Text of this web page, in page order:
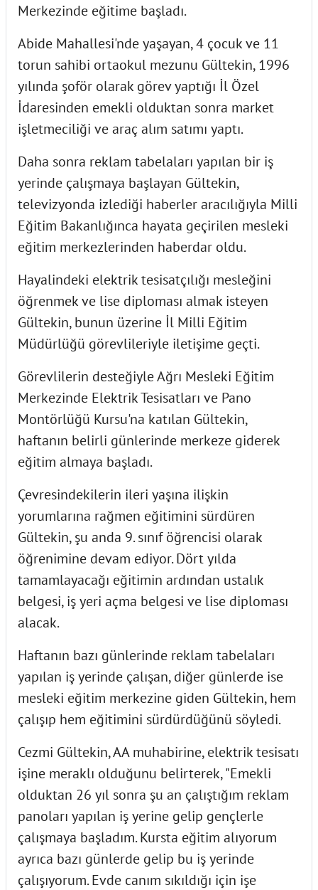
Merkezinde eğitime başladı.
Abide Mahallesi'nde yaşayan, 4 çocuk ve 11
torun sahibi ortaokul mezunu Gültekin, 1996
yılında şoför olarak görev yaptığı İl Özel
İdaresinden emekli olduktan sonra market
işletmeciliği ve araç alım satımı yaptı.
Daha sonra reklam tabelaları yapılan bir iş
yerinde çalışmaya başlayan Gültekin,
televizyonda izlediği haberler aracılığıyla Milli
Eğitim Bakanlığınca hayata geçirilen mesleki
eğitim merkezlerinden haberdar oldu.
Hayalindeki elektrik tesisatçılığı mesleğini
öğrenmek ve lise diploması almak isteyen
Gültekin, bunun üzerine İl Milli Eğitim
Müdürlüğü görevlileriyle iletişime geçti.
Görevlilerin desteğiyle Ağrı Mesleki Eğitim
Merkezinde Elektrik Tesisatları ve Pano
Montörlüğü Kursu'na katılan Gültekin,
haftanın belirli günlerinde merkeze giderek
eğitim almaya başladı.
Çevresindekilerin ileri yaşına ilişkin
yorumlarına rağmen eğitimini sürdüren
Gültekin, şu anda 9. sınıf öğrencisi olarak
öğrenimine devam ediyor. Dört yılda
tamamlayacağı eğitimin ardından ustalık
belgesi, iş yeri açma belgesi ve lise diploması
alacak.
Haftanın bazı günlerinde reklam tabelaları
yapılan iş yerinde çalışan, diğer günlerde ise
mesleki eğitim merkezine giden Gültekin, hem
çalışıp hem eğitimini sürdürdüğünü söyledi.
Cezmi Gültekin, AA muhabirine, elektrik tesisatı
işine meraklı olduğunu belirterek, "Emekli
olduktan 26 yıl sonra şu an çalıştığım reklam
panoları yapılan iş yerine gelip gençlerle
çalışmaya başladım. Kursta eğitim alıyorum
ayrıca bazı günlerde gelip bu iş yerinde
çalışıyorum. Evde canım sıkıldığı için işe